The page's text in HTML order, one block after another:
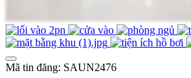
Mã tin đăng: SAUN2476